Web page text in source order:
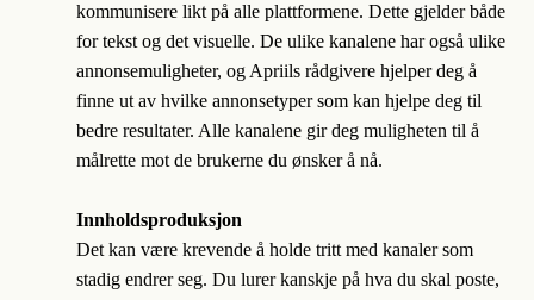
kommunisere likt på alle plattformene. Dette gjelder både
for tekst og det visuelle. De ulike kanalene har også ulike
annonsemuligheter, og Apriils rådgivere hjelper deg å
finne ut av hvilke annonsetyper som kan hjelpe deg til
bedre resultater. Alle kanalene gir deg muligheten til å
målrette mot de brukerne du ønsker å nå.
Innholdsproduksjon
Det kan være krevende å holde tritt med kanaler som
stadig endrer seg. Du lurer kanskje på hva du skal poste,